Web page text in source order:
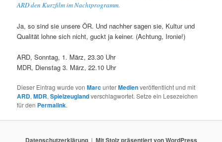
ARD den Kurzfilm im Nachtprogramm.
Ja, so sind sie unsere ÖR. Und nachher sagen sie, Kultur und
Qualität lohne sich nicht, guckt ja keiner. (Achtung, Ironie!)
ARD, Sonntag, 1. März, 23.30 Uhr
MDR, Dienstag 3. März, 22.10 Uhr
Dieser Eintrag wurde vonMarcunterMedienveröffentlicht und mit
ARD,MDR,Spielzeuglandverschlagwortet. Setze ein Lesezeichen
für den Permalink.
Datenschutzerklärung Mit Stolz präsentiert von WordPress